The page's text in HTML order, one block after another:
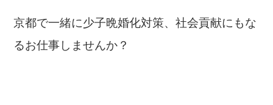
京都で一緒に少子晩婚化対策、社会貢献にもな
るお仕事しませんか？